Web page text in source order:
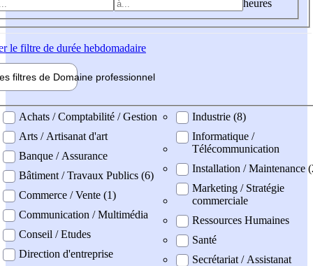
heures
le filtre de durée hebdomadaire
filtres de Domaine professionnel
professionel
Achats / Comptabilité / Gestion
Arts / Artisanat d'art
Banque / Assurance
Bâtiment / Travaux Publics (6)
Commerce / Vente (1)
Communication / Multimédia
Conseil / Etudes
Direction d'entreprise
Industrie (8)
Informatique /
Télécommunication
Installation / Maintenance
Marketing / Stratégie
commerciale
Ressources Humaines
Santé
Secrétariat / Assistanat